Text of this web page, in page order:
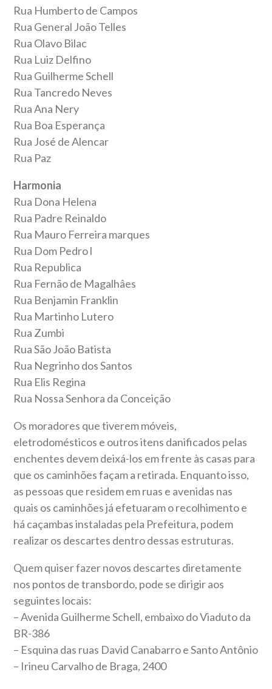
Rua Humberto de Campos
Rua General João Telles
Rua Olavo Bilac
Rua Luiz Delfino
Rua Guilherme Schell
Rua Tancredo Neves
Rua Ana Nery
Rua Boa Esperança
Rua José de Alencar
Rua Paz
Harmonia
Rua Dona Helena
Rua Padre Reinaldo
Rua Mauro Ferreira marques
Rua Dom Pedro l
Rua Republica
Rua Fernão de Magalhâes
Rua Benjamin Franklin
Rua Martinho Lutero
Rua Zumbi
Rua São João Batista
Rua Negrinho dos Santos
Rua Elis Regina
Rua Nossa Senhora da Conceição
Os moradores que tiverem móveis,
eletrodomésticos e outros itens danificados pelas
enchentes devem deixá-los em frente às casas para
que os caminhões façam a retirada. Enquanto isso,
as pessoas que residem em ruas e avenidas nas
quais os caminhões já efetuaram o recolhimento e
há caçambas instaladas pela Prefeitura, podem
realizar os descartes dentro dessas estruturas.
Quem quiser fazer novos descartes diretamente
nos pontos de transbordo, pode se dirigir aos
seguintes locais:
– Avenida Guilherme Schell, embaixo do Viaduto da
BR-386
– Esquina das ruas David Canabarro e Santo Antônio
– Irineu Carvalho de Braga, 2400